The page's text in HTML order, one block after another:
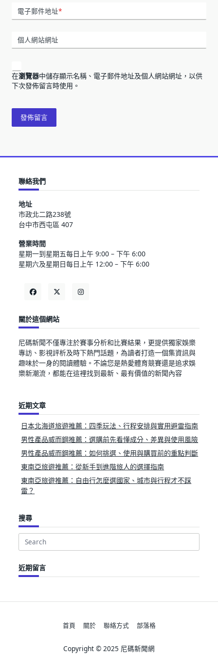
電子郵件地址*
個人網站網址
在瀏覽器中儲存顯示名稱、電子郵件地址及個人網站網址，以供
下次發佈留言時使用。
聯絡我們
地址
市政北二路238號
台中市西屯區 407
營業時間
星期一到星期五每日上午 9:00 – 下午 6:00
星期六及星期日每日上午 12:00 – 下午 6:00
關於這個網站
尼碼新聞不僅專注於賽事分析和比賽結果，更提供獨家娛樂
專訪、影視評析及時下熱門話題，為讀者打造一個集資訊與
趣味於一身的閱讀體驗。不論您是熱愛體育競賽還是追求娛
樂新潮流，都能在這裡找到最新、最有價值的新聞內容
近期文章
日本北海道旅遊推薦：四季玩法、行程安排與實用避雷指南
男性產品威而鋼推薦：選購前先看懂成分、差異與使用風險
男性產品威而鋼推薦：如何挑選、使用與購買前的重點判斷
東南亞旅遊推薦：從新手到進階旅人的選擇指南
東南亞旅遊推薦：自由行怎麼選國家、城市與行程才不踩
雷？
搜尋
Search
近期留言
首頁 關於 聯絡方式 部落格
Copyright © 2025 尼碼新聞網